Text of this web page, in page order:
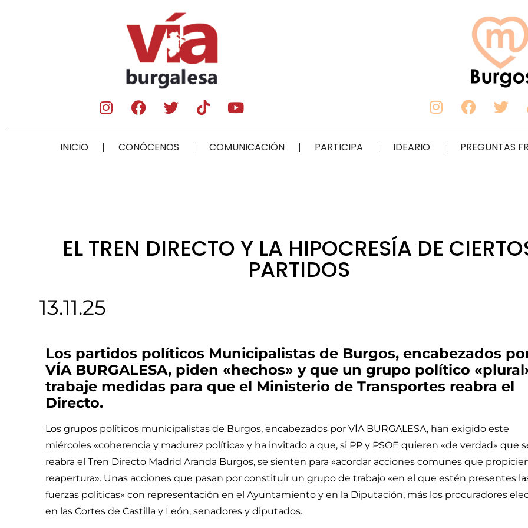
INICIO CONÓCENOS COMUNICACIÓN PARTICIPA IDEARIO PREGUNTAS
EL TREN DIRECTO Y LA HIPOCRESÍA DE
PARTIDOS
13.11.25
Los partidos políticos Municipalistas de Burgos, encabezados
VÍA BURGALESA, piden «hechos» y que un grupo político
trabaje medidas para que el Ministerio de Transportes reabra el
Directo.
Los grupos políticos municipalistas de Burgos, encabezados por VÍA BURGALESA, han exigido este
miércoles «coherencia y madurez política» y ha invitado a que, si PP y PSOE quieren «de verdad» que
reabra el Tren Directo Madrid Aranda Burgos, se sienten para «acordar acciones comunes que
reapertura». Unas acciones que pasan por constituir un grupo de trabajo «en el que estén presentes
fuerzas políticas» con representación en el Ayuntamiento y en la Diputación, más los procuradores
en las Cortes de Castilla y León, senadores y diputados.